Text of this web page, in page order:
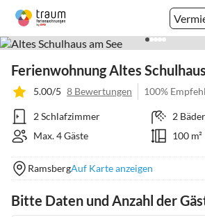
Ferienwohnung Altes
5.00/5 8 Bewertungen 100%
2 Schlafzimmer
2 Bäder
Max. 4 Gäste
100 m²
RamsbergAuf Karte anzeigen
Bitte Daten und Anzahl der